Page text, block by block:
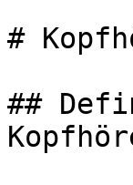
#
##